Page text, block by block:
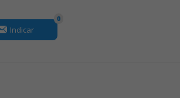
Indicar
0